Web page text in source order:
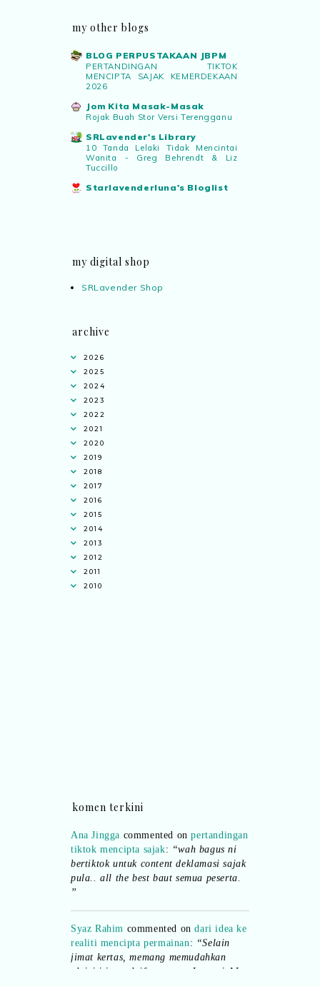
my other blogs
BLOG PERPUSTAKAAN JBPM
PERTANDINGAN TIKTOK
MENCIPTA SAJAK KEMERDEKAAN
2026
Jom Kita Masak-Masak
Rojak Buah Stor Versi Terengganu
SRLavender's Library
10 Tanda Lelaki Tidak Mencintai
Wanita - Greg Behrendt & Liz
Tuccillo
Starlavenderluna's Bloglist
my digital shop
SRLavender Shop
archive
2026
2025
2024
2023
2022
2021
2020
2019
2018
2017
2016
2015
2014
2013
2012
2011
2010
komen terkini
Ana Jinggacommented onpertandingan